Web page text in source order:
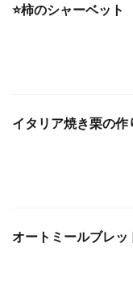
⭐️柿のシャーベット
イタリア焼き栗の作
オートミールブレッ